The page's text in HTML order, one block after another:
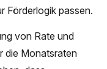
Förderlogik passen.
von Rate und
die Monatsraten